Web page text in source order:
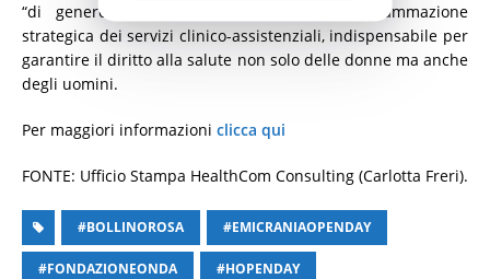
“di genere” nella definizione e nella programmazione
strategica dei servizi clinico-assistenziali, indispensabile per
garantire il diritto alla salute non solo delle donne ma anche
degli uomini.
Per maggiori informazioni clicca qui
FONTE: Ufficio Stampa HealthCom Consulting (Carlotta Freri).
#BOLLINOROSA #EMICRANIAOPENDAY
#FONDAZIONEONDA #HOPENDAY